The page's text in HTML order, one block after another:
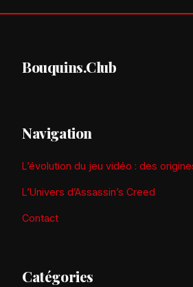
Bouquins.Club
Navigation
L’évolution du jeu vidéo : des
L’Univers d’Assassin’s Creed
Contact
Catégories